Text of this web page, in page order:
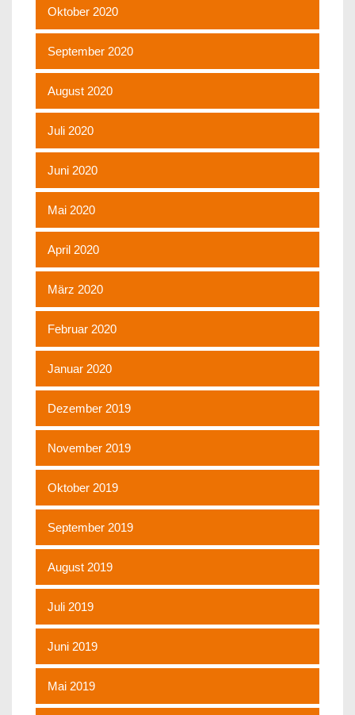
Oktober 2020
September 2020
August 2020
Juli 2020
Juni 2020
Mai 2020
April 2020
März 2020
Februar 2020
Januar 2020
Dezember 2019
November 2019
Oktober 2019
September 2019
August 2019
Juli 2019
Juni 2019
Mai 2019